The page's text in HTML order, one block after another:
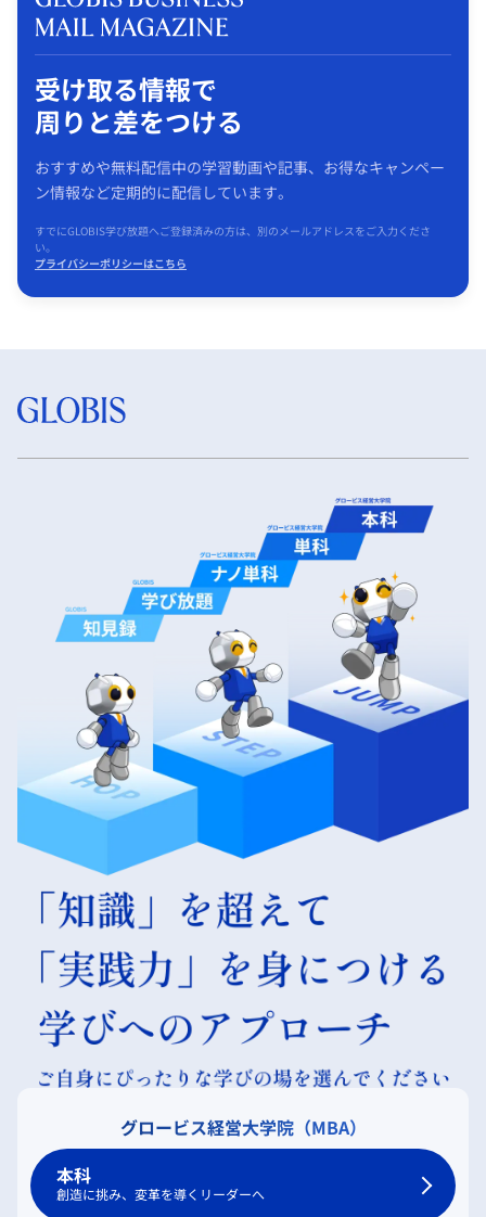
受け取る情報で
周りと差をつける
おすすめや無料配信中の学習動画や記事、お得なキャンペー
ン情報など定期的に配信しています。
すでにGLOBIS学び放題へご登録済みの方は、別のメールアドレスをご入力くださ
い。
プライバシーポリシーはこちら
グロービス経営大学院（MBA）
本科
創造に挑み、変革を導くリーダーへ